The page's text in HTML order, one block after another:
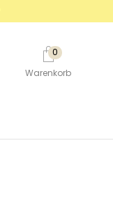
0
Warenkorb